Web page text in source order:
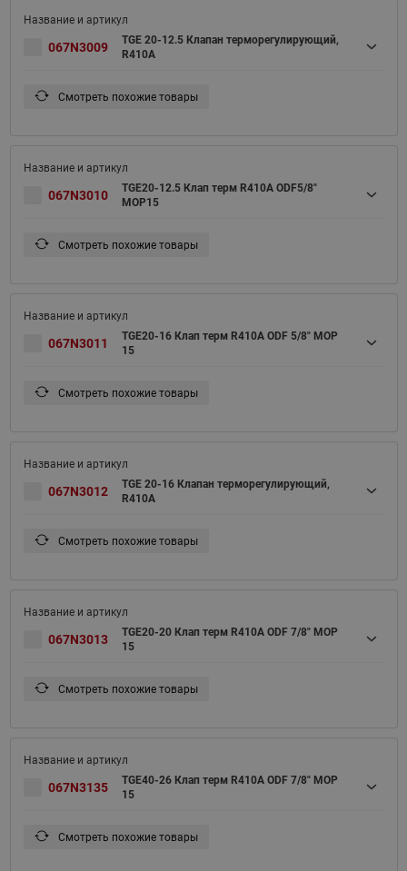
067N3009
TGE 20-12.5 Клапан терморегулирующий,
R410A
Смотреть похожие товары
067N3010
TGE20-12.5 Клап терм R410A ODF5/8"
MOP15
Смотреть похожие товары
067N3011
TGE20-16 Клап терм R410A ODF 5/8" MOP
15
Смотреть похожие товары
067N3012
TGE 20-16 Клапан терморегулирующий,
R410A
Смотреть похожие товары
067N3013
TGE20-20 Клап терм R410A ODF 7/8" MOP
15
Смотреть похожие товары
067N3135
TGE40-26 Клап терм R410A ODF 7/8" MOP
15
Смотреть похожие товары